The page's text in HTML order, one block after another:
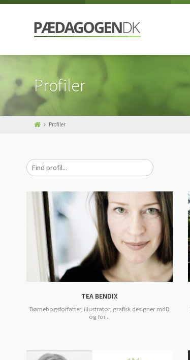
Profiler
Profiler
TEA BENDIX
Børnebogsforfatter, illustrator, grafisk designer mdD
og for...